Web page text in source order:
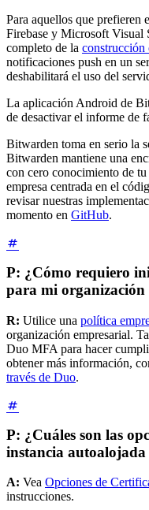
Para aquellos que prefieren
Firebase y Microsoft Visual
completo de la
notificaciones push en un
deshabilitará el uso del
La aplicación Android de
de desactivar el informe de
Bitwarden toma en serio la
Bitwarden mantiene una
con cero conocimiento de
empresa centrada en el
revisar nuestras
momento en GitHub.
P: ¿Cómo requiero
para mi
R: Utilice una política
organización empresarial.
Duo MFA para hacer
obtener más información,
través de Duo.
P: ¿Cuáles son las
instancia
A: Vea Opciones de
instrucciones.